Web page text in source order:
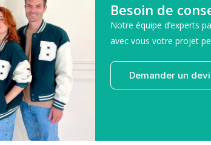
Besoin de
Notre équipe d’experts
avec vous votre projet
Demander un